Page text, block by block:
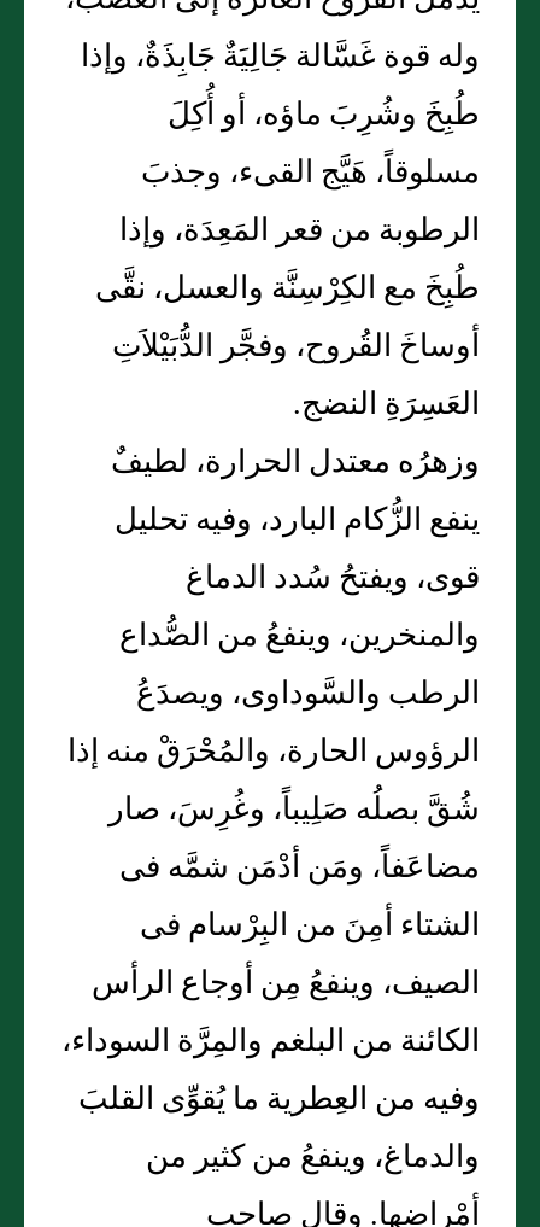
وله قوة غَسَّالة جَالِيَةٌ جَابِذَةٌ، وإذا
طُبِخَ وشُرِبَ ماؤه، أو أُكِلَ
مسلوقاً، هَيَّج القىء، وجذبَ
الرطوبة من قعر المَعِدَة، وإذا
طُبِخَ مع الكِرْسِنَّة والعسل، نقَّى
أوساخَ القُروح، وفجَّر الدُّبَيْلاَتِ
العَسِرَةِ النضج.
وزهرُه معتدل الحرارة، لطيفٌ
ينفع الزُّكام البارد، وفيه تحليل
قوى، ويفتحُ سُدد الدماغ
والمنخرين، وينفعُ من الصُّداع
الرطب والسَّوداوى، ويصدَعُ
الرؤوس الحارة، والمُحْرَقْ منه إذا
شُقَّ بصلُه صَلِيباً، وغُرِسَ، صار
مضاعَفاً، ومَن أدْمَن شمَّه فى
الشتاء أمِنَ من البِرْسام فى
الصيف، وينفعُ مِن أوجاع الرأس
الكائنة من البلغم والمِرَّة السوداء،
وفيه من العِطرية ما يُقوِّى القلبَ
والدماغ، وينفعُ من كثير من